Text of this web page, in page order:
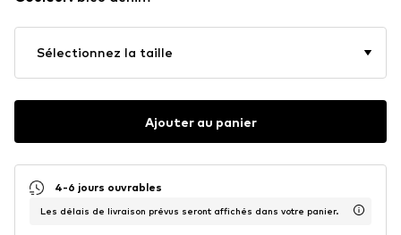
Sélectionnez la taille
Ajouter au panier
4-6 jours ouvrables
Les délais de livraison prévus seront affichés dans votre panier.